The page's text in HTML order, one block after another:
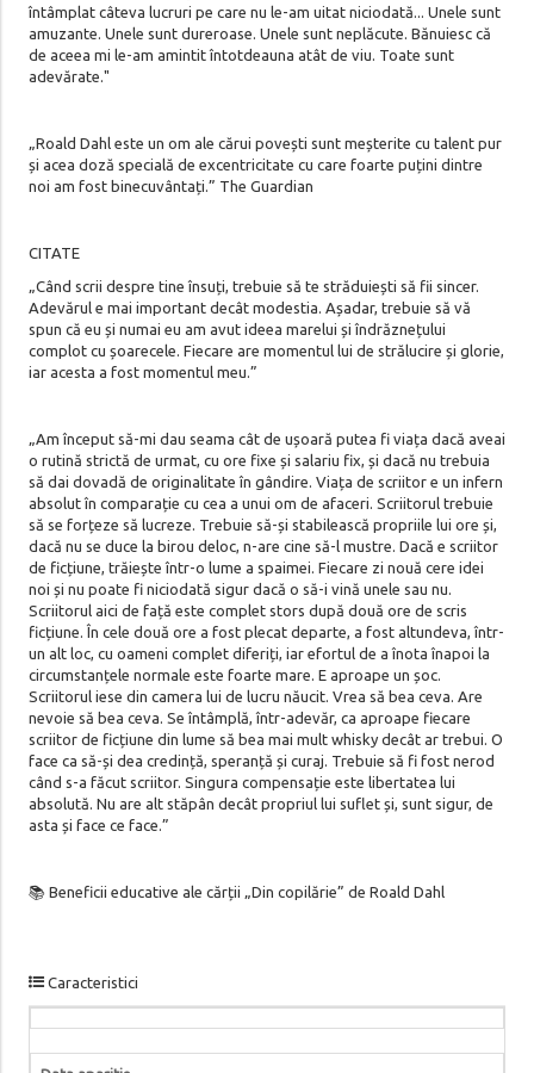
întâmplat câteva lucruri pe care nu le-am uitat niciodată... Unele sunt
amuzante. Unele sunt dureroase. Unele sunt neplăcute. Bănuiesc că
de aceea mi le-am amintit întotdeauna atât de viu. Toate sunt
adevărate."
„Roald Dahl este un om ale cărui povești sunt meșterite cu talent pur
și acea doză specială de excentricitate cu care foarte puțini dintre
noi am fost binecuvântați.” The Guardian
CITATE
„Când scrii despre tine însuți, trebuie să te străduiești să fii sincer.
Adevărul e mai important decât modestia. Așadar, trebuie să vă
spun că eu și numai eu am avut ideea marelui și îndrăznețului
complot cu șoarecele. Fiecare are momentul lui de strălucire și glorie,
iar acesta a fost momentul meu.”
„Am început să-mi dau seama cât de ușoară putea fi viața dacă aveai
o rutină strictă de urmat, cu ore fixe și salariu fix, și dacă nu trebuia
să dai dovadă de originalitate în gândire. Viața de scriitor e un infern
absolut în comparație cu cea a unui om de afaceri. Scriitorul trebuie
să se forțeze să lucreze. Trebuie să-și stabilească propriile lui ore și,
dacă nu se duce la birou deloc, n-are cine să-l mustre. Dacă e scriitor
de ficțiune, trăiește într-o lume a spaimei. Fiecare zi nouă cere idei
noi și nu poate fi niciodată sigur dacă o să-i vină unele sau nu.
Scriitorul aici de față este complet stors după două ore de scris
ficțiune. În cele două ore a fost plecat departe, a fost altundeva, într-
un alt loc, cu oameni complet diferiți, iar efortul de a înota înapoi la
circumstanțele normale este foarte mare. E aproape un șoc.
Scriitorul iese din camera lui de lucru năucit. Vrea să bea ceva. Are
nevoie să bea ceva. Se întâmplă, într-adevăr, ca aproape fiecare
scriitor de ficțiune din lume să bea mai mult whisky decât ar trebui. O
face ca să-și dea credință, speranță și curaj. Trebuie să fi fost nerod
când s-a făcut scriitor. Singura compensație este libertatea lui
absolută. Nu are alt stăpân decât propriul lui suflet și, sunt sigur, de
asta și face ce face.”
📚 Beneficii educative ale cărții „Din copilărie” de Roald Dahl
Caracteristici